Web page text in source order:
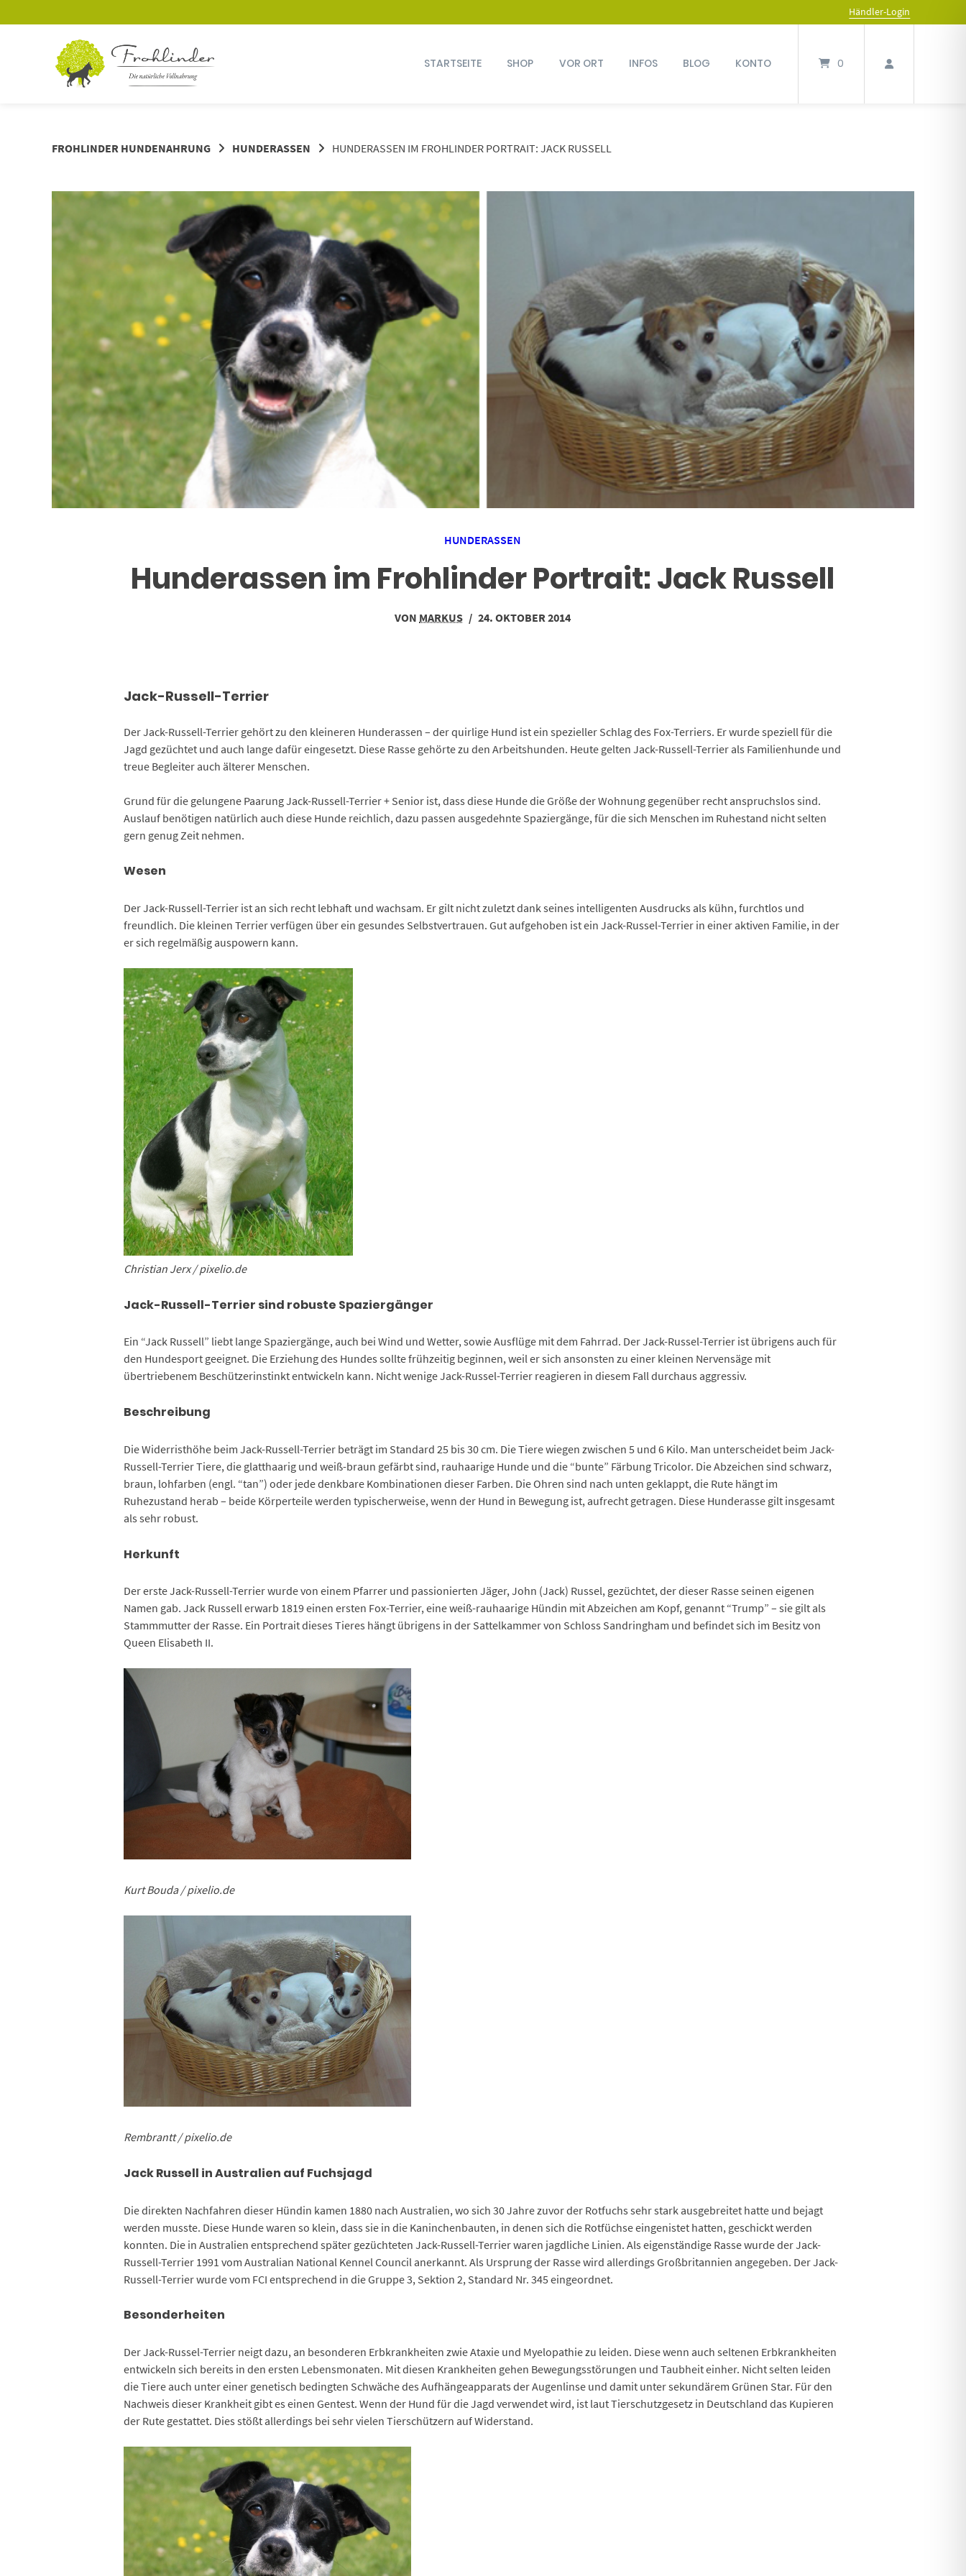
zum
Händler-Login
STARTSEITE SHOP VOR ORT INFOS BLOG KONTO 0
FROHLINDER HUNDENAHRUNG HUNDERASSEN HUNDERASSEN IM FROHLINDER PORTRAIT: JACK RUSSELL
HUNDERASSEN
Hunderassen im Frohlinder Portrait: Jack Russell
VON MARKUS / 24. OKTOBER 2014
Jack-Russell-Terrier
Der Jack-Russell-Terrier gehört zu den kleineren Hunderassen – der quirlige Hund ist ein spezieller Schlag des Fox-Terriers. Er wurde speziell für die
Jagd gezüchtet und auch lange dafür eingesetzt. Diese Rasse gehörte zu den Arbeitshunden. Heute gelten Jack-Russell-Terrier als Familienhunde und
treue Begleiter auch älterer Menschen.
Grund für die gelungene Paarung Jack-Russell-Terrier + Senior ist, dass diese Hunde die Größe der Wohnung gegenüber recht anspruchslos sind.
Auslauf benötigen natürlich auch diese Hunde reichlich, dazu passen ausgedehnte Spaziergänge, für die sich Menschen im Ruhestand nicht selten
gern genug Zeit nehmen.
Wesen
Der Jack-Russell-Terrier ist an sich recht lebhaft und wachsam. Er gilt nicht zuletzt dank seines intelligenten Ausdrucks als kühn, furchtlos und
freundlich. Die kleinen Terrier verfügen über ein gesundes Selbstvertrauen. Gut aufgehoben ist ein Jack-Russel-Terrier in einer aktiven Familie, in der
er sich regelmäßig auspowern kann.
Christian Jerx / pixelio.de
Jack-Russell-Terrier sind robuste Spaziergänger
Ein “Jack Russell” liebt lange Spaziergänge, auch bei Wind und Wetter, sowie Ausflüge mit dem Fahrrad. Der Jack-Russel-Terrier ist übrigens auch für
den Hundesport geeignet. Die Erziehung des Hundes sollte frühzeitig beginnen, weil er sich ansonsten zu einer kleinen Nervensäge mit
übertriebenem Beschützerinstinkt entwickeln kann. Nicht wenige Jack-Russel-Terrier reagieren in diesem Fall durchaus aggressiv.
Beschreibung
Die Widerristhöhe beim Jack-Russell-Terrier beträgt im Standard 25 bis 30 cm. Die Tiere wiegen zwischen 5 und 6 Kilo. Man unterscheidet beim Jack-
Russell-Terrier Tiere, die glatthaarig und weiß-braun gefärbt sind, rauhaarige Hunde und die “bunte” Färbung Tricolor. Die Abzeichen sind schwarz,
braun, lohfarben (engl. “tan”) oder jede denkbare Kombinationen dieser Farben. Die Ohren sind nach unten geklappt, die Rute hängt im
Ruhezustand herab – beide Körperteile werden typischerweise, wenn der Hund in Bewegung ist, aufrecht getragen. Diese Hunderasse gilt insgesamt
als sehr robust.
Herkunft
Der erste Jack-Russell-Terrier wurde von einem Pfarrer und passionierten Jäger, John (Jack) Russel, gezüchtet, der dieser Rasse seinen eigenen
Namen gab. Jack Russell erwarb 1819 einen ersten Fox-Terrier, eine weiß-rauhaarige Hündin mit Abzeichen am Kopf, genannt “Trump” – sie gilt als
Stammmutter der Rasse. Ein Portrait dieses Tieres hängt übrigens in der Sattelkammer von Schloss Sandringham und befindet sich im Besitz von
Queen Elisabeth II.
Kurt Bouda / pixelio.de
Rembrantt / pixelio.de
Jack Russell in Australien auf Fuchsjagd
Die direkten Nachfahren dieser Hündin kamen 1880 nach Australien, wo sich 30 Jahre zuvor der Rotfuchs sehr stark ausgebreitet hatte und bejagt
werden musste. Diese Hunde waren so klein, dass sie in die Kaninchenbauten, in denen sich die Rotfüchse eingenistet hatten, geschickt werden
konnten. Die in Australien entsprechend später gezüchteten Jack-Russell-Terrier waren jagdliche Linien. Als eigenständige Rasse wurde der Jack-
Russell-Terrier 1991 vom Australian National Kennel Council anerkannt. Als Ursprung der Rasse wird allerdings Großbritannien angegeben. Der Jack-
Russell-Terrier wurde vom FCI entsprechend in die Gruppe 3, Sektion 2, Standard Nr. 345 eingeordnet.
Besonderheiten
Der Jack-Russel-Terrier neigt dazu, an besonderen Erbkrankheiten zwie Ataxie und Myelopathie zu leiden. Diese wenn auch seltenen Erbkrankheiten
entwickeln sich bereits in den ersten Lebensmonaten. Mit diesen Krankheiten gehen Bewegungsstörungen und Taubheit einher. Nicht selten leiden
die Tiere auch unter einer genetisch bedingten Schwäche des Aufhängeapparats der Augenlinse und damit unter sekundärem Grünen Star. Für den
Nachweis dieser Krankheit gibt es einen Gentest. Wenn der Hund für die Jagd verwendet wird, ist laut Tierschutzgesetz in Deutschland das Kupieren
der Rute gestattet. Dies stößt allerdings bei sehr vielen Tierschützern auf Widerstand.